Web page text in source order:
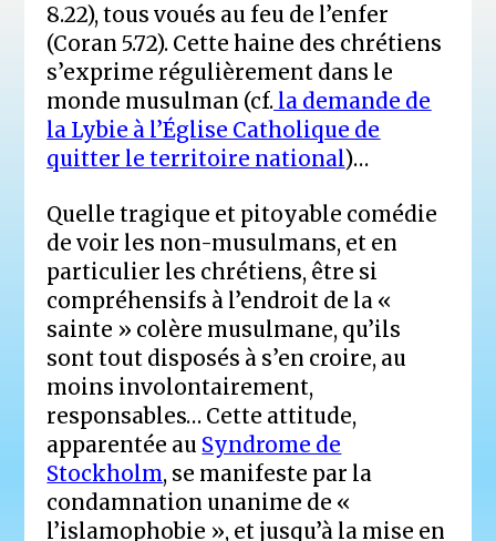
8.22), tous voués au feu de l’enfer
(Coran 5.72). Cette haine des chrétiens
s’exprime régulièrement dans le
monde musulman (cf. la demande de
la Lybie à l’Église Catholique de
quitter le territoire national )…
Quelle tragique et pitoyable comédie
de voir les non-musulmans, et en
particulier les chrétiens, être si
compréhensifs à l’endroit de la «
sainte » colère musulmane, qu’ils
sont tout disposés à s’en croire, au
moins involontairement,
responsables… Cette attitude,
apparentée au Syndrome de
Stockholm, se manifeste par la
condamnation unanime de «
l’islamophobie », et jusqu’à la mise en